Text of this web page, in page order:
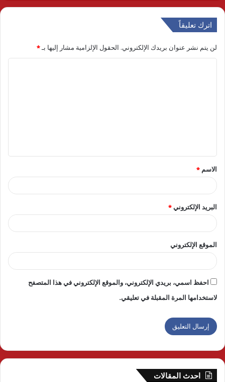
اترك تعليقاً
لن يتم نشر عنوان بريدك الإلكتروني. الحقول الإلزامية مشار إليها بـ*
ق
*
الاسم *
البريد الإلكتروني*
الموقع الإلكتروني
احفظ اسمي، بريدي الإلكتروني، والموقع الإلكتروني في هذا المتصفح
لاستخدامها المرة المقبلة في تعليقي.
احدث المقالات